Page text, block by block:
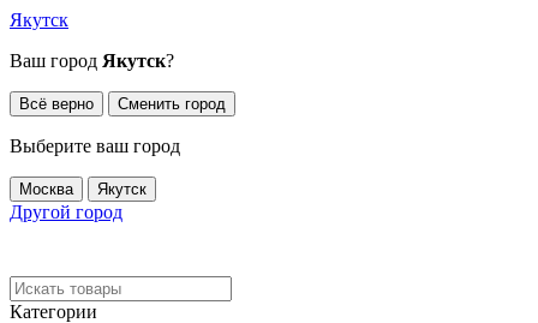
Якутск
Ваш город Якутск?
Всё верно Сменить город
Выберите ваш город
Москва Якутск
Другой город
Категории